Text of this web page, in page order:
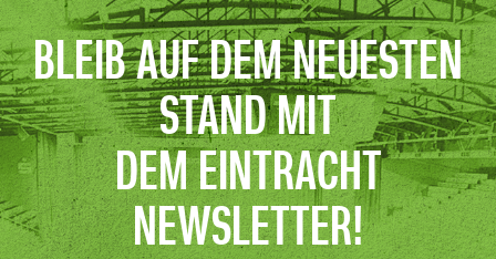
BLEIB AUF DEM NEUESTEN
STAND MIT
DEM EINTRACHT
NEWSLETTER!